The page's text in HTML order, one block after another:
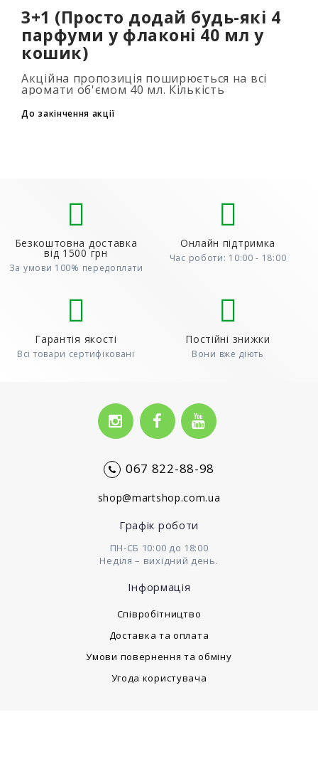
3+1 (Просто додай будь-які 4
парфуми у флаконі 40 мл у
кошик)
Акційна пропозиція поширюється на всі
аромати об'ємом 40 мл. Кількість
подарункових парфумів не обмежена (3+1,
6+2, 9+3) Для того, щоб скористатися акцією,
до..
До закінчення акції
Безкоштовна доставка
від 1500 грн
За умови 100% передоплати
Онлайн підтримка
Час роботи: 10:00 - 18:00
Гарантія якості
Всі товари сертифіковані
Постійні знижки
Вони вже діють
067 822-88-98
shop@martshop.com.ua
Графік роботи
ПН-СБ 10:00 до 18:00
Неділя – вихідний день.
Інформація
Cпівробітництво
Доставка та оплата
Умови повернення та обміну
Угода користувача